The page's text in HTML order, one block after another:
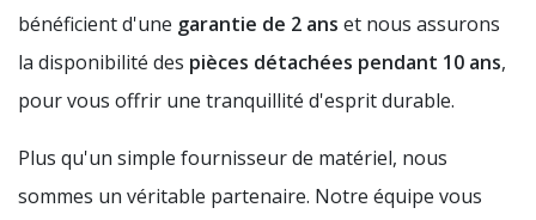
bénéficient d'une garantie de 2 ans et nous assurons
la disponibilité des pièces détachées pendant 10 ans,
pour vous offrir une tranquillité d'esprit durable.
Plus qu'un simple fournisseur de matériel, nous
sommes un véritable partenaire. Notre équipe vous